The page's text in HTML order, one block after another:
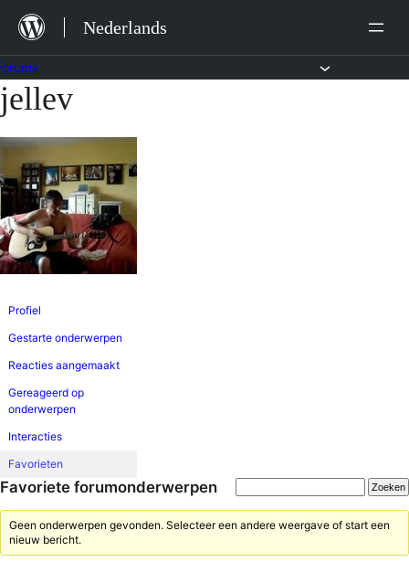
naar
de
inhoud
Nederlands
Ga
naar
de
inhoud
jellev
Profiel
Gestarte onderwerpen
Reacties aangemaakt
Gereageerd op
onderwerpen
Interacties
Favorieten
Favoriete forumonderwerpen
Geen onderwerpen gevonden. Selecteer een andere weergave of start een
nieuw bericht.